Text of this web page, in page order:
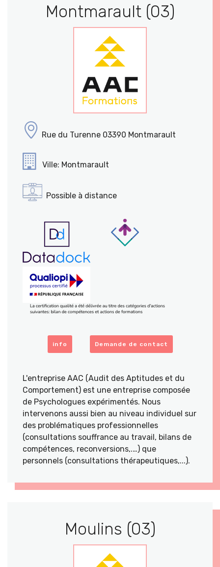
Montmarault (03)
Rue du Turenne 03390 Montmarault
Ville: Montmarault
Possible à distance
info Demande de contact
L'entreprise AAC (Audit des Aptitudes et du
Comportement) est une entreprise composée
de Psychologues expérimentés. Nous
intervenons aussi bien au niveau individuel sur
des problématiques professionnelles
(consultations souffrance au travail, bilans de
compétences, reconversions,.…) que
personnels (consultations thérapeutiques,...).
Moulins (03)